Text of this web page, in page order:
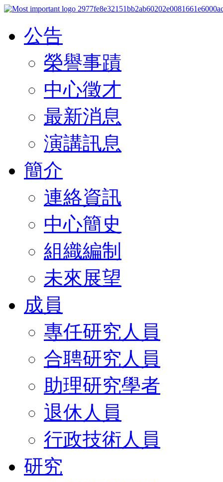
公告
榮譽事蹟
中心徵才
最新消息
演講訊息
簡介
連絡資訊
中心簡史
組織編制
未來展望
成員
專任研究人員
合聘研究人員
助理研究學者
退休人員
行政技術人員
研究